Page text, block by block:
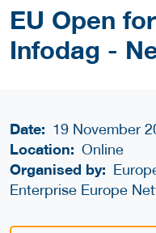
EU Open
Infodag -
Date: 19 November
Location: Online
Organised by:
Enterprise Europe